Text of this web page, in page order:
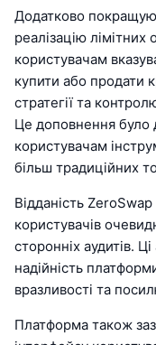
Додатково
реалізацію
користувачам
купити або продати
стратегії та
Це доповнення було
користувачам
більш традиційних
Відданість
користувачів
сторонніх аудитів.
надійність
вразливості та
Платформа також